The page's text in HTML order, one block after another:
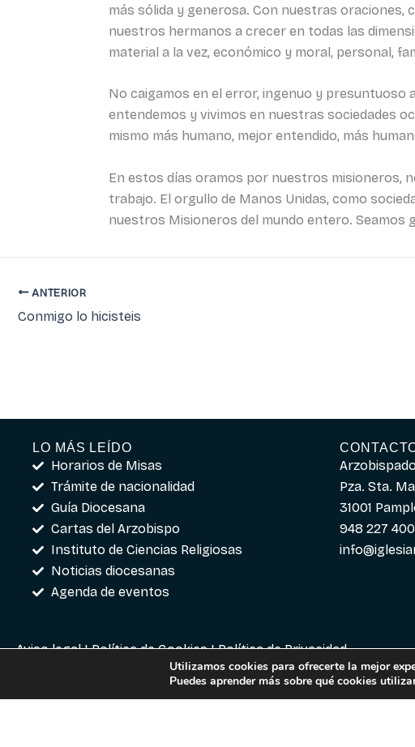
más sólida y generosa. Con nuestras oraciones,
nuestros hermanos a crecer en todas las
material a la vez, económico y moral, personal,
No caigamos en el error, ingenuo y
entendemos y vivimos en nuestras sociedades
mismo más humano, mejor entendido, más
En estos días oramos por nuestros misioneros,
trabajo. El orgullo de Manos Unidas, como
nuestros Misioneros del mundo entero. Seamos
ANTERIOR
Conmigo lo hicisteis
LO MÁS LEÍDO
Horarios de Misas
Trámite de nacionalidad
Guía Diocesana
Cartas del Arzobispo
Instituto de Ciencias Religiosas
Noticias diocesanas
Agenda de eventos
Pza. Sta.
31001
948 227 400
Aviso legal|Política de Cookies|Política de Privacidad
Utilizamos cookies para ofrecerte la mejor
Puedes aprender más sobre qué cookies